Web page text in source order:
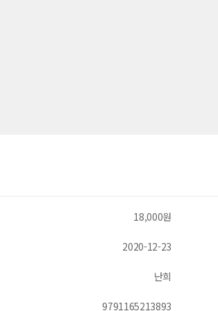
18,000원
2020-12-23
난희
9791165213893